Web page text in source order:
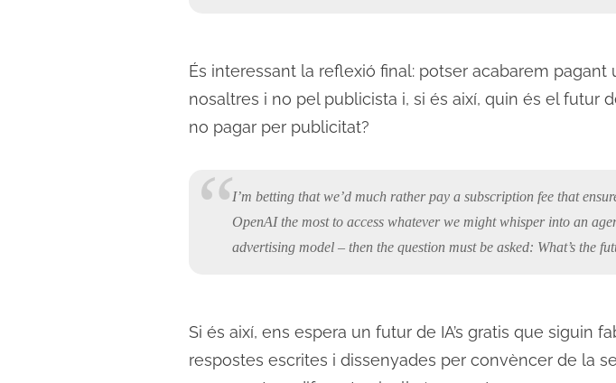
És interessant la reflexió final: potser acabarem
nosaltres i no pel publicista i, si és així, quin és el futur
no pagar per publicitat?
I’m betting that we’d much rather pay a subscription fee that
OpenAI the most to access whatever we might whisper into an
advertising model – then the question must be asked: What’s the
Si és així, ens espera un futur de IA’s gratis que siguin
respostes escrites i dissenyades per convèncer de la